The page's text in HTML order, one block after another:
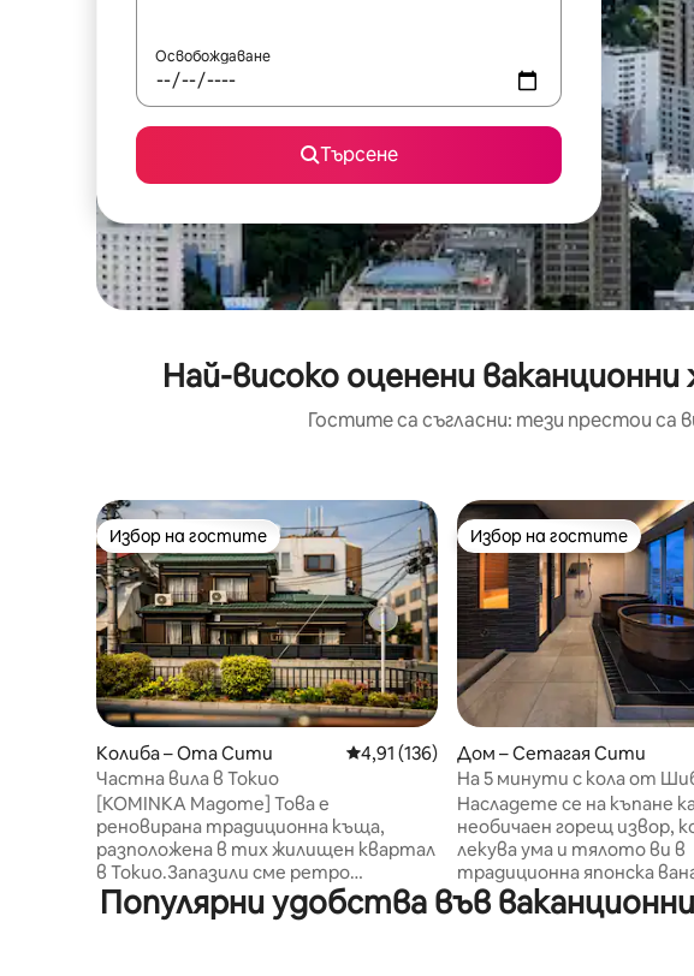
Освобождаване
Търсене
Най-високо оценени
Гостите са съгласни: тези престои
Избор на гостите
Избор на гостите
Колиба – Ота Сити Средна оценка: 4,91 от 5, 136 отзива
4,91 (136)
Частна вила в Токио
[KOMINKA Magome] Това е
реновирана традиционна къща,
разположена в тих жилищен квартал
в Токио.Запазили сме ретро
атмосферата от епохата Шова, но
сме подготвили удобства, за да ви
Избор на гостите
Избор на гостите
Дом – Сетагая Сити
На 5 минути с кола от
вана, барбекю на покрива,
безжичен интернет/
последователни нощувки/
минути от летище
Насладете се на къпане
необичаен горещ извор,
лекува ума и тялото ви в
традиционна японска вана.
Ескейп Шибуя е на около
кола от гара Шибуя, на
Популярни удобства във